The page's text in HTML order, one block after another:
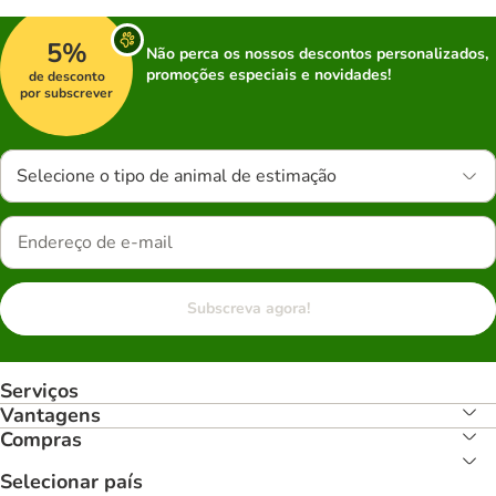
5%
de desconto
por subscrever
Não perca os nossos descontos personalizados,
promoções especiais e novidades!
Selecione o tipo de animal de estimação
Subscreva agora!
Serviços
Vantagens
Compras
Selecionar país